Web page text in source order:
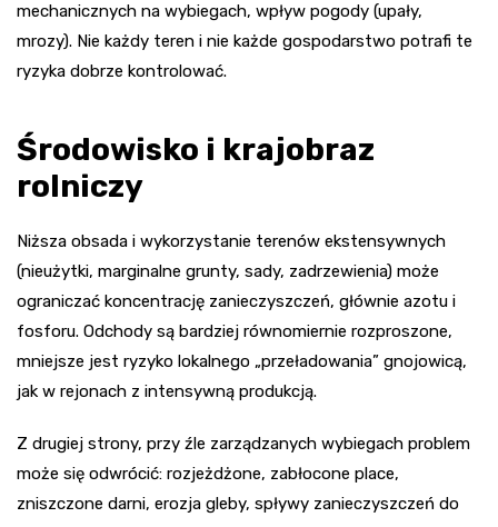
mechanicznych na wybiegach, wpływ pogody (upały,
mrozy). Nie każdy teren i nie każde gospodarstwo potrafi te
ryzyka dobrze kontrolować.
Środowisko i krajobraz
rolniczy
Niższa obsada i wykorzystanie terenów ekstensywnych
(nieużytki, marginalne grunty, sady, zadrzewienia) może
ograniczać koncentrację zanieczyszczeń, głównie azotu i
fosforu. Odchody są bardziej równomiernie rozproszone,
mniejsze jest ryzyko lokalnego „przeładowania” gnojowicą,
jak w rejonach z intensywną produkcją.
Z drugiej strony, przy źle zarządzanych wybiegach problem
może się odwrócić: rozjeżdżone, zabłocone place,
zniszczone darni, erozja gleby, spływy zanieczyszczeń do